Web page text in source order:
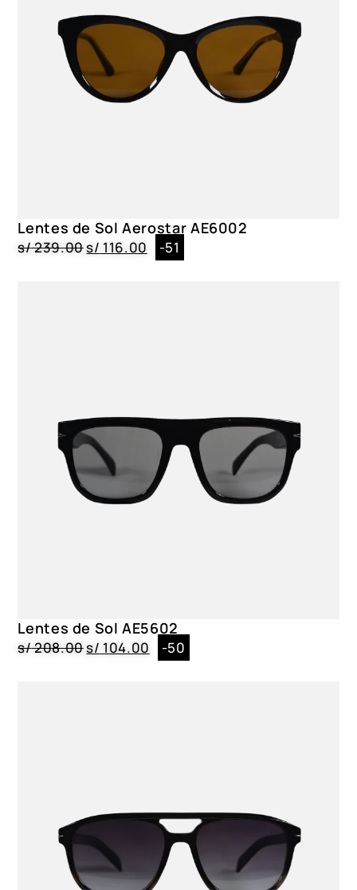
Material del marco
Policarbonato
Lentes de Sol Aerostar AE6002
s/239.00s/ 116.00 -51
Lentes de Sol AE5602
s/208.00s/ 104.00 -50